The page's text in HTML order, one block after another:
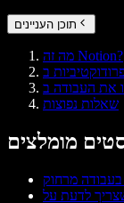
תוכן העניינים
מה זה Notion?
שאלות נפוצות
מומלצים
בעבודה מרחוק